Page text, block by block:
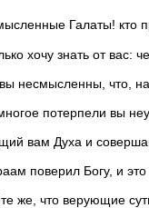
Галаты! кто
хочу знать от вас:
несмысленны, что,
потерпели вы
вам Духа и
поверил Богу, и
же, что верующие